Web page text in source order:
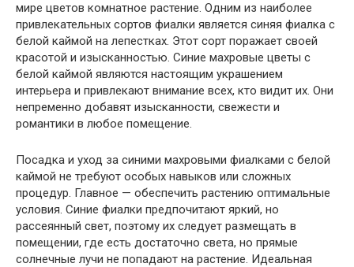
мире цветов комнатное растение. Одним из наиболее
привлекательных сортов фиалки является синяя фиалка с
белой каймой на лепестках. Этот сорт поражает своей
красотой и изысканностью. Синие махровые цветы с
белой каймой являются настоящим украшением
интерьера и привлекают внимание всех, кто видит их. Они
непременно добавят изысканности, свежести и
романтики в любое помещение.
Посадка и уход за синими махровыми фиалками с белой
каймой не требуют особых навыков или сложных
процедур. Главное — обеспечить растению оптимальные
условия. Синие фиалки предпочитают яркий, но
рассеянный свет, поэтому их следует размещать в
помещении, где есть достаточно света, но прямые
солнечные лучи не попадают на растение. Идеальная